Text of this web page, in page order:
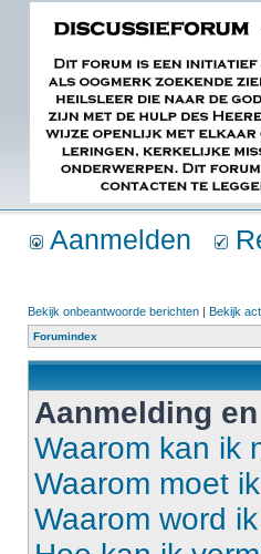
Aanmelden
Bekijk onbeantwoorde berichten | Bekijk
Forumindex
Aanmelding
Waarom kan ik
Waarom moet
Waarom word